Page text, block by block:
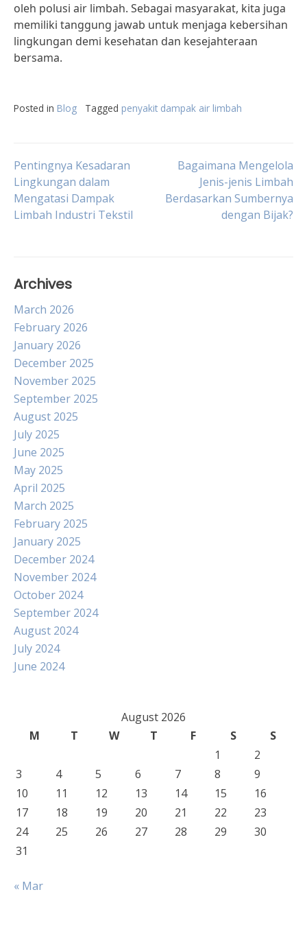
oleh polusi air limbah. Sebagai masyarakat, kita juga
memiliki tanggung jawab untuk menjaga kebersihan
lingkungan demi kesehatan dan kesejahteraan
bersama.
Posted in Blog Tagged penyakit dampak air limbah
Post
navigation
Pentingnya Kesadaran
Lingkungan dalam
Mengatasi Dampak
Limbah Industri Tekstil
Bagaimana Mengelola
Jenis-jenis Limbah
Berdasarkan Sumbernya
dengan Bijak?
Archives
March 2026
February 2026
January 2026
December 2025
November 2025
September 2025
August 2025
July 2025
June 2025
May 2025
April 2025
March 2025
February 2025
January 2025
December 2024
November 2024
October 2024
September 2024
August 2024
July 2024
June 2024
August 2026
M
T W T F S
S
1
2
3
4 5 6 7 8
9
10
11 12 13 14 15
16
17
18 19 20 21 22
23
24
25 26 27 28 29
30
31
« Mar